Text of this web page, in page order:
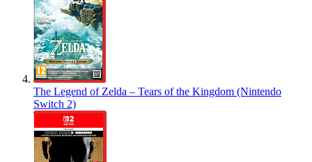
The Legend of Zelda – Tears of the Kingdom (Nintendo
Switch 2)